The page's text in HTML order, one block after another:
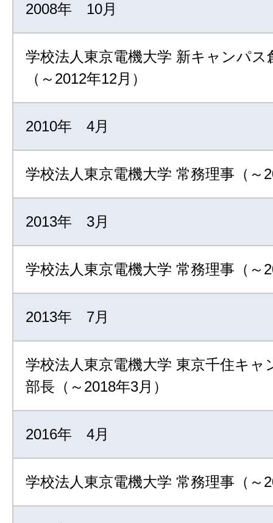
2008年 10月
学校法人東京電機大学 新キャンパス
（～2012年12月）
2010年 4月
学校法人東京電機大学 常務理事（～
2013年 3月
学校法人東京電機大学 常務理事（～
2013年 7月
学校法人東京電機大学 東京千住キャ
部長（～2018年3月）
2016年 4月
学校法人東京電機大学 常務理事（～